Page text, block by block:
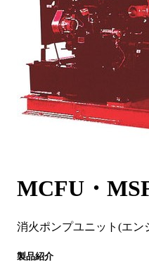
MCFU・
消火ポンプユニット(エン
製品紹介